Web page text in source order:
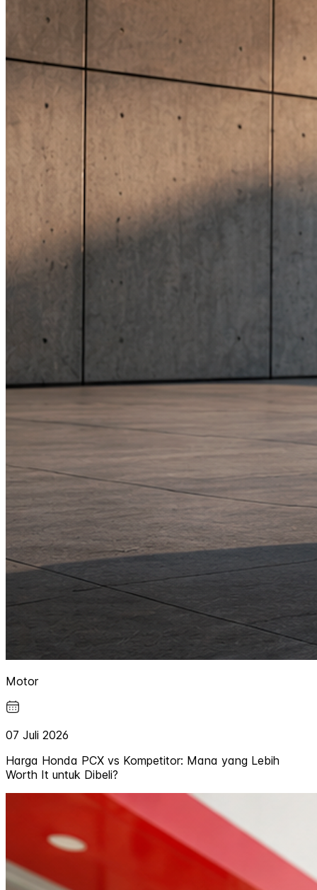
Motor
07 Juli 2026
Harga Honda PCX vs Kompetitor: Mana yang Lebih
Worth It untuk Dibeli?